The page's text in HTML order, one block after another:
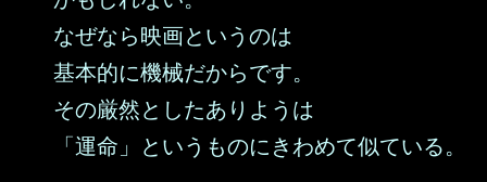
なぜなら映画というのは
基本的に機械だからです。
その厳然としたありようは
「運命」というものにきわめて似ている。